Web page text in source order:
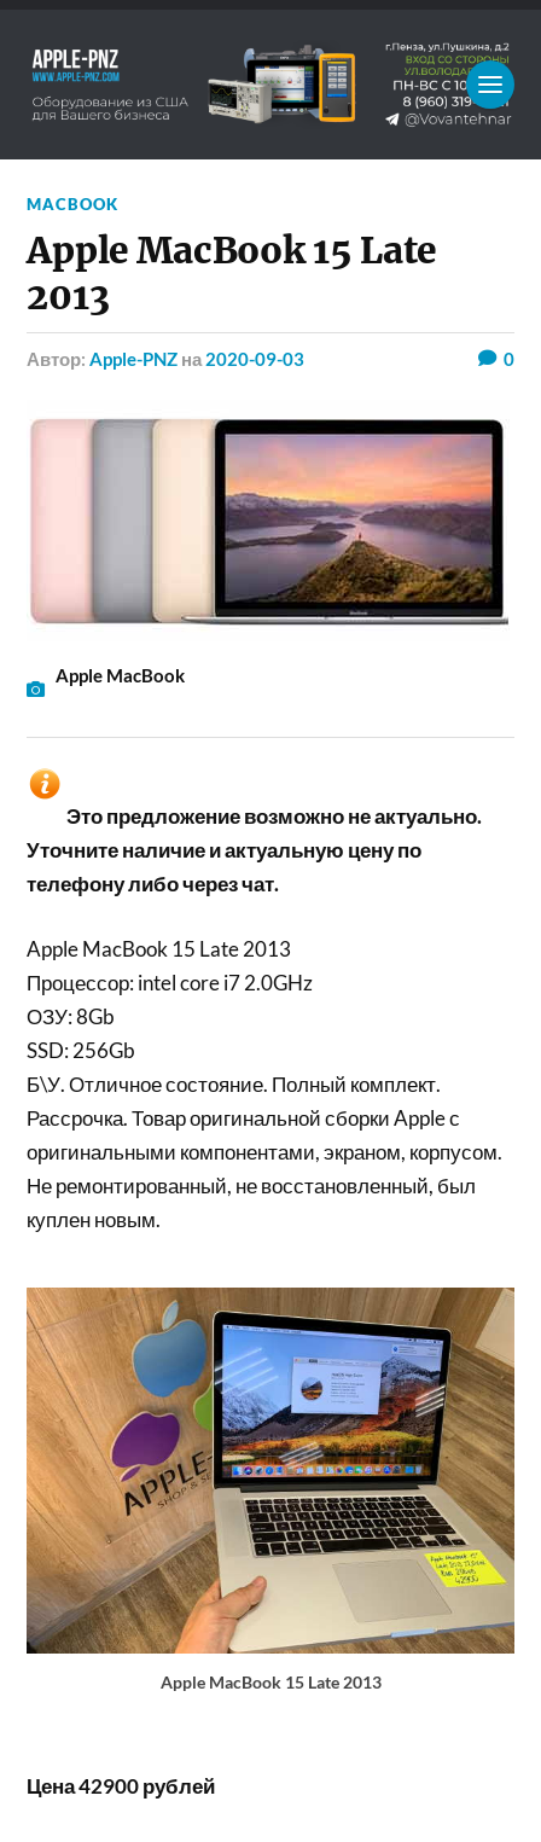
MACBOOK
Apple MacBook 15 Late
2013
Автор:Apple-PNZ на 2020-09-03 0
Apple MacBook
Это предложение возможно не актуально.
Уточните наличие и актуальную цену по
телефону либо через чат.
Apple MacBook 15 Late 2013
Процессор: intel core i7 2.0GHz
ОЗУ: 8Gb
SSD: 256Gb
Б\У. Отличное состояние. Полный комплект.
Рассрочка. Товар оригинальной сборки Apple с
оригинальными компонентами, экраном, корпусом.
Не ремонтированный, не восстановленный, был
куплен новым.
Apple MacBook 15 Late 2013
Цена 42900 рублей